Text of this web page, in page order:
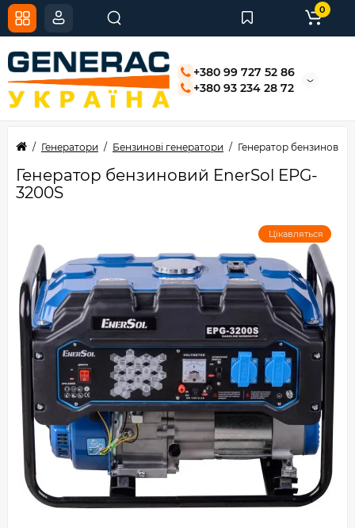
+380 99 727 52 86
+380 93 234 28 72
0
Генератори Бензинові генератори Генератор бензиновий
Генератор бензиновий EnerSol EPG-
3200S
Цікавляться